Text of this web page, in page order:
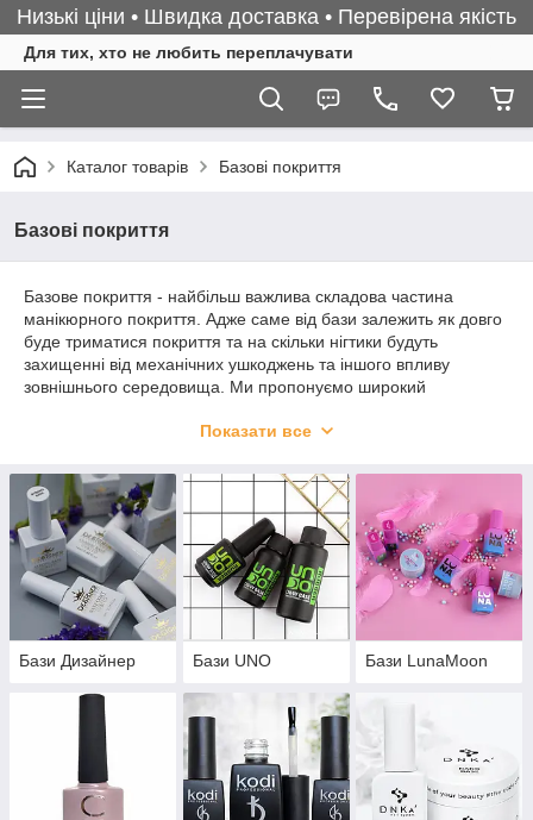
Низькі ціни • Швидка доставка • Перевірена якість
Для тих, хто не любить переплачувати
Каталог товарів Базові покриття
Базові покриття
Базове покриття - найбільш важлива складова частина
манікюрного покриття. Адже саме від бази залежить як довго
буде триматися покриття та на скільки нігтики будуть
захищенні від механічних ушкоджень та іншого впливу
зовнішнього середовища. Ми пропонуємо широкий
різні об'єми (від 9 мл до 50 мл)
найпопулрніші бренди високої якості
широкий ціновий діапазон
класичні бази, кольорові бази, бази з ефектами
Впевненні, що в нашому інтернет-магазині кожен може
знайти своє ідеальне базове покриття❤️
Показати все
Бази Дизайнер Бази UNO Бази LunaMoon